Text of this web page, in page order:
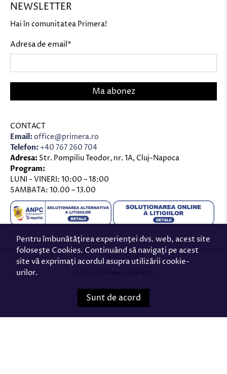
NEWSLETTER
Hai în comunitatea Primera!
Adresa de email*
Ma abonez
CONTACT
Email: office@primera.ro
Telefon: +40 767 260 704
Adresa: Str. Pompiliu Teodor, nr. 1A, Cluj-Napoca
Program:
LUNI - VINERI: 10:00 – 18:00
SAMBATA: 10.00 – 13.00
Pentru îmbunătăţirea experienţei dvs. web, acest site
foloseşte Cookies. Continuând să navigaţi pe acest
site vă exprimaţi acordul asupra utilizării cookie-
urilor.
Sunt de acord